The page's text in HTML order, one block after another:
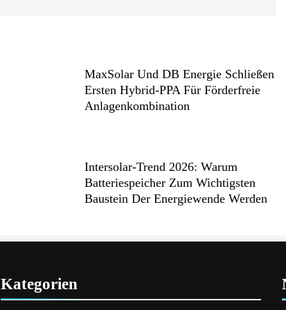
MaxSolar Und DB Energie Schließen
Ersten Hybrid-PPA Für Förderfreie
Anlagenkombination
Intersolar-Trend 2026: Warum
Batteriespeicher Zum Wichtigsten
Baustein Der Energiewende Werden
Kategorien